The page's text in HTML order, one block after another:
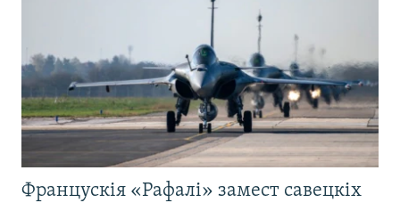
Францускія «Рафалі» замест савецкіх